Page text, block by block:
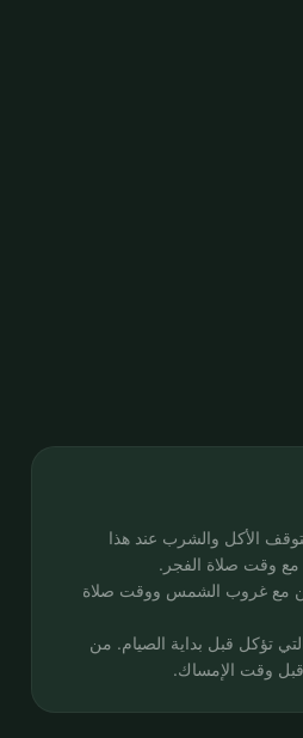
الأكل والشرب عند هذا
مع وقت صلاة الفجر.
مع غروب الشمس ووقت صلاة
تؤكل قبل بداية الصيام. من
قبل وقت الإمساك.